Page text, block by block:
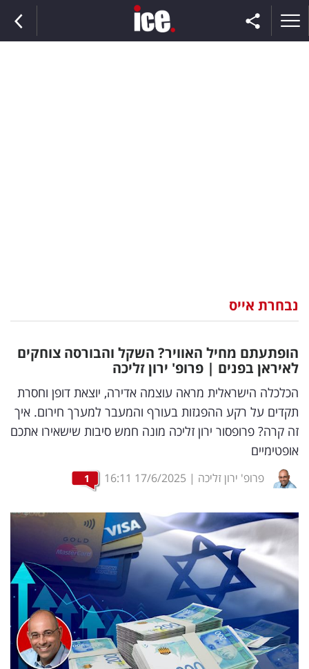
וצרכנות
דיגיטל
וטק
שיווק
ופרסום
משפט
ומחקרים
דעות
רכילות
עסקית
קריפטו
נבחרת אייס
הופתעתם מחיל האוויר? השקל והבורסה צוחקים
לאיראן בפנים | פרופ' ירון זליכה
הכלכלה הישראלית מראה עוצמה אדירה, יוצאת דופן וחסרת
תקדים על רקע ההפגזות בעורף והמעבר למערך חירום. איך
זה קרה? פרופסור ירון זליכה מונה חמש סיבות שישאירו אתכם
אופטימיים
פרופ' ירון זליכה |
17/6/2025
16:11
1